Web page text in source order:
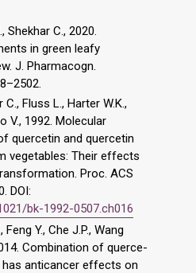
Shekhar C., 2020.
in green leafy
J. Pharmacogn.
Fluss L., Harter W.K.,
V., 1992. Molecular
quercetin and quercetin
vegetables: Their effects
Proc. ACS
DOI:
bk-1992-0507.ch016
Feng Y., Che J.P., Wang
Combination of querce-
has anticancer effects on